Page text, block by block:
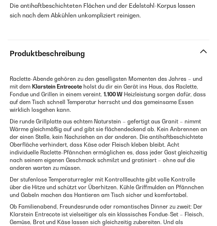
Die antihaftbeschichteten Flächen und der Edelstahl-Korpus lassen
sich nach dem Abkühlen unkompliziert reinigen.
Produktbeschreibung
Raclette-Abende gehören zu den geselligsten Momenten des Jahres – und
mit dem Klarstein Entrecote holst du dir ein Gerät ins Haus, das Raclette,
Fondue und Grillen in einem vereint. 1.100 W Heizleistung sorgen dafür, dass
auf dem Tisch schnell Temperatur herrscht und das gemeinsame Essen
wirklich losgehen kann.
Die runde Grillplatte aus echtem Naturstein – gefertigt aus Granit – nimmt
Wärme gleichmäßig auf und gibt sie flächendeckend ab. Kein Anbrennen an
der einen Stelle, kein Nachziehen an der anderen. Die antihaftbeschichtete
Oberfläche verhindert, dass Käse oder Fleisch kleben bleibt. Acht
individuelle Raclette-Pfännchen ermöglichen es, dass jeder Gast gleichzeitig
nach seinem eigenen Geschmack schmilzt und gratiniert – ohne auf die
anderen warten zu müssen.
Der stufenlose Temperaturregler mit Kontrollleuchte gibt volle Kontrolle
über die Hitze und schützt vor Überhitzen. Kühle Griffmulden an Pfännchen
und Gabeln machen das Hantieren am Tisch sicher und komfortabel.
Ob Familienabend, Freundesrunde oder romantisches Dinner zu zweit: Der
Klarstein Entrecote ist vielseitiger als ein klassisches Fondue-Set – Fleisch,
Gemüse, Brot und Käse lassen sich gleichzeitig zubereiten. Und als